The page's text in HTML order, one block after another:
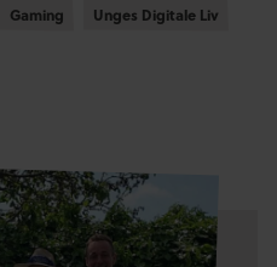
Gaming
Gaming Unges Digitale Liv
Unges Digitale Liv